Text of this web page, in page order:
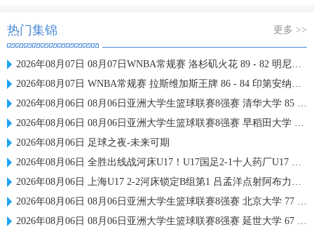
热门集锦 更多 >>
2026年08月07日 08月07日WNBA常规赛 洛杉矶火花 89 - 82 明尼苏达山猫 全场集锦
2026年08月07日 WNBA常规赛 拉斯维加斯王牌 86 - 84 印第安纳狂热 全场集锦
2026年08月06日 08月06日亚洲大学生篮球联赛8强赛 清华大学 85 - 81 菲律宾大学 集锦
2026年08月06日 08月06日亚洲大学生篮球联赛8强赛 早稻田大学 78 - 71 高丽大学 集锦
2026年08月06日 足球之夜-未来可期
2026年08月06日 全胜出线战河床U17！U17国足2-1十人药厂U17 赵松源登场1分钟传射
2026年08月06日 上海U17 2-2河床锁定B组第1 吕孟洋点射阿布力米破门 将战A组第2
2026年08月06日 08月06日亚洲大学生篮球联赛8强赛 北京大学 77 - 79 上海交通大学 集锦
2026年08月06日 08月06日亚洲大学生篮球联赛8强赛 延世大学 67 - 72 政治大学 集锦